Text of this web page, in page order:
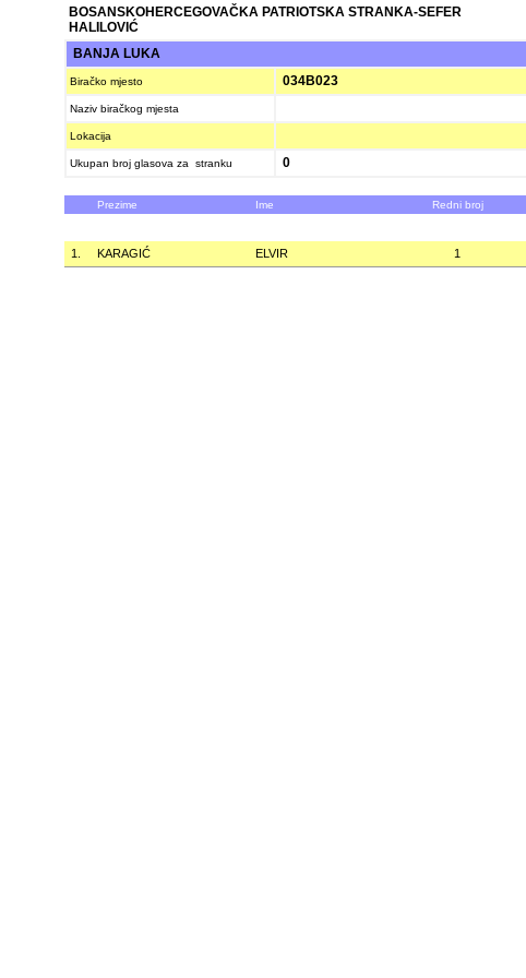
BOSANSKOHERCEGOVAČKA PATRIOTSKA STRANKA-SEFER
HALILOVIĆ
BANJA LUKA
Biračko mjesto 034B023
Naziv biračkog mjesta
Lokacija
Ukupan broj glasova za stranku 0
Prezime Ime Redni broj
1. KARAGIĆ ELVIR 1